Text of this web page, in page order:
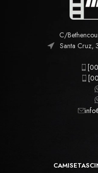
C/
Santa Cruz,
CAMISETAS